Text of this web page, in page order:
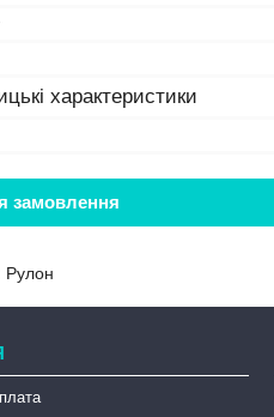
характеристики
замовлення
Рулон